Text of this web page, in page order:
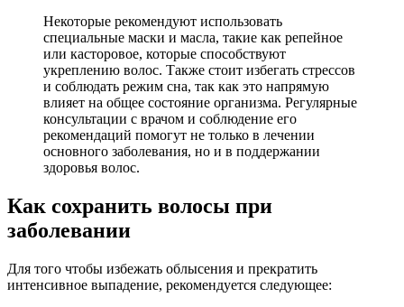
Некоторые рекомендуют использовать
специальные маски и масла, такие как репейное
или касторовое, которые способствуют
укреплению волос. Также стоит избегать стрессов
и соблюдать режим сна, так как это напрямую
влияет на общее состояние организма. Регулярные
консультации с врачом и соблюдение его
рекомендаций помогут не только в лечении
основного заболевания, но и в поддержании
здоровья волос.
Как сохранить волосы при
заболевании
Для того чтобы избежать облысения и прекратить
интенсивное выпадение, рекомендуется следующее: